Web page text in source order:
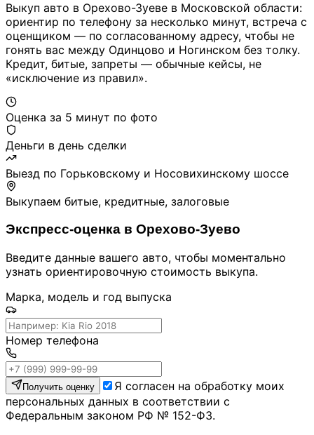
Выкуп авто в Орехово-Зуеве в Московской области:
ориентир по телефону за несколько минут, встреча с
оценщиком — по согласованному адресу, чтобы не
гонять вас между Одинцово и Ногинском без толку.
Кредит, битые, запреты — обычные кейсы, не
«исключение из правил».
Оценка за 5 минут по фото
Деньги в день сделки
Выезд по Горьковскому и Носовихинскому шоссе
Выкупаем битые, кредитные, залоговые
Экспресс-оценка в Орехово-Зуево
Введите данные вашего авто, чтобы моментально
узнать ориентировочную стоимость выкупа.
Марка, модель и год выпуска
Номер телефона
Получить оценку
Я согласен на обработку моих
персональных данных в соответствии с
Федеральным законом РФ № 152-ФЗ.